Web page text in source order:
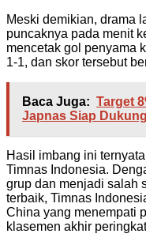
Meski demikian, drama
puncaknya pada menit
mencetak gol penyama
1-1, dan skor tersebut
Baca Juga: Target
Japnas Siap
Hasil imbang ini
Timnas Indonesia.
grup dan menjadi salah
terbaik, Timnas
China yang menempati
klasemen akhir